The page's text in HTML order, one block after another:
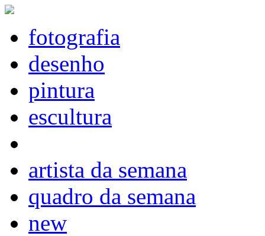
fotografia
desenho
pintura
escultura
artista da semana
quadro da semana
new